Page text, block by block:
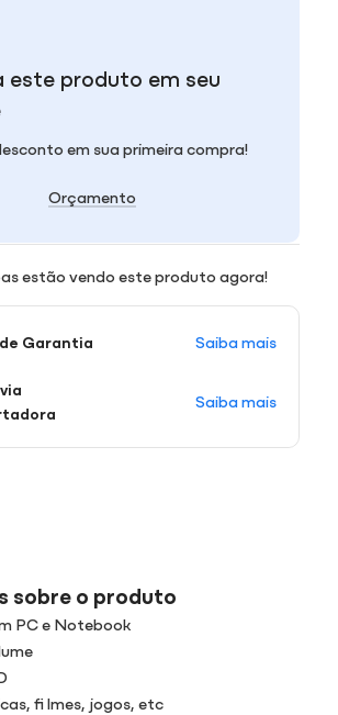
este produto em seu
em sua primeira compra!
Orçamento
estão vendo este produto agora!
Garantia Saiba mais
Saiba mais
sobre o produto
PC e Notebook
fi lmes, jogos, etc